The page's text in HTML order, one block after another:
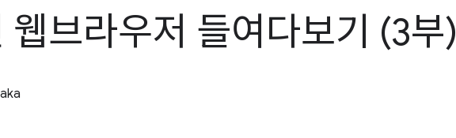
웹브라우저 들여다보기 (3부)